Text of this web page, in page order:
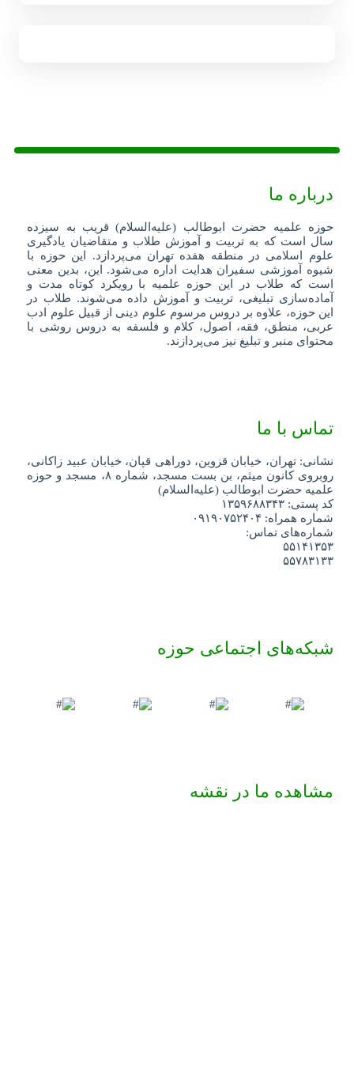
درباره ما
حوزه علمیه حضرت ابوطالب (علیه‌السلام) قریب به سیزده
سال است که به تربیت و آموزش طلاب و متقاضیان یادگیری
علوم اسلامی در منطقه هفده تهران می‌پردازد. این حوزه با
شیوه آموزشی سفیران هدایت اداره می‌شود. این، بدین معنی
است که طلاب در این حوزه علمیه با رویکرد کوتاه مدت و
آماده‌سازی تبلیغی، تربیت و آموزش داده می‌شوند. طلاب در
این حوزه، علاوه بر دروس مرسوم علوم دینی از قبیل علوم ادب
عربی، منطق، فقه، اصول، کلام و فلسفه به دروس روشی با
محتوای منبر و تبلیغ نیز می‌پردازند.
تماس با ما
نشانی: تهران، خیابان قزوین، دوراهی قپان، خیابان عبید زاکانی،
روبروی کانون میثم، بن بست مسجد، شماره ۸، مسجد و حوزه
علمیه حضرت ابوطالب (علیه‌السلام)
کد پستی: ۱۳۵۹۶۸۸۳۴۳
شماره همراه: ۰۹۱۹۰۷۵۲۴۰۴
شماره‌های تماس:
۵۵۱۴۱۳۵۳
۵۵۷۸۳۱۳۳
شبکه‌های اجتماعی حوزه
مشاهده ما در نقشه